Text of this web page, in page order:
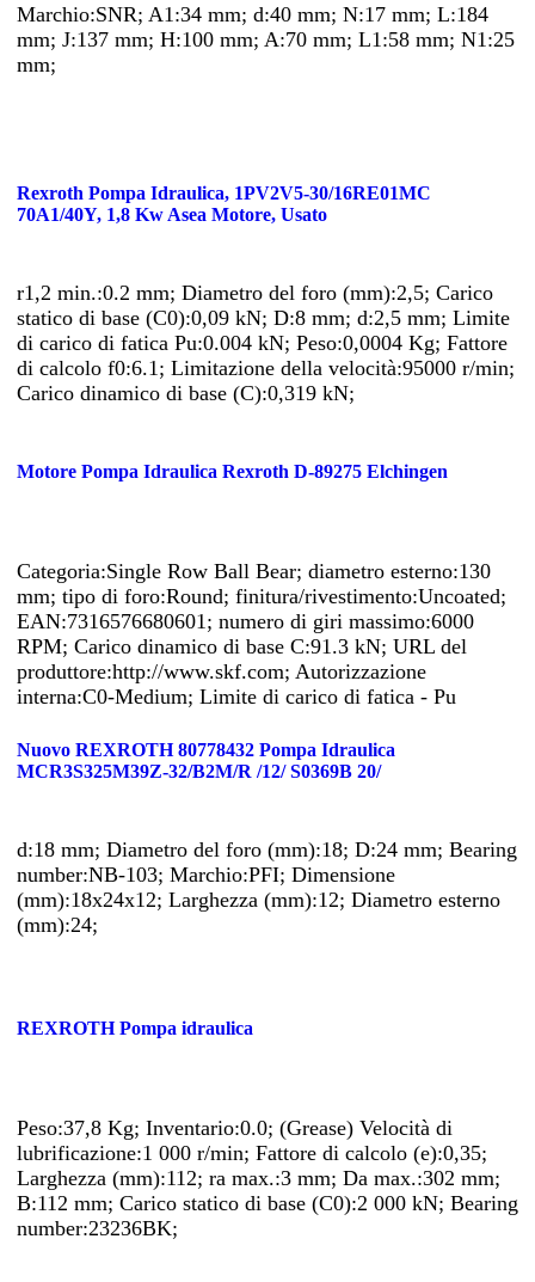
Marchio:SNR; A1:34 mm; d:40 mm; N:17 mm; L:184
mm; J:137 mm; H:100 mm; A:70 mm; L1:58 mm; N1:25
mm;
Rexroth Pompa Idraulica, 1PV2V5-30/16RE01MC
70A1/40Y, 1,8 Kw Asea Motore, Usato
r1,2 min.:0.2 mm; Diametro del foro (mm):2,5; Carico
statico di base (C0):0,09 kN; D:8 mm; d:2,5 mm; Limite
di carico di fatica Pu:0.004 kN; Peso:0,0004 Kg; Fattore
di calcolo f0:6.1; Limitazione della velocità:95000 r/min;
Carico dinamico di base (C):0,319 kN;
Motore Pompa Idraulica Rexroth D-89275 Elchingen
Categoria:Single Row Ball Bear; diametro esterno:130
mm; tipo di foro:Round; finitura/rivestimento:Uncoated;
EAN:7316576680601; numero di giri massimo:6000
RPM; Carico dinamico di base C:91.3 kN; URL del
produttore:http://www.skf.com; Autorizzazione
interna:C0-Medium; Limite di carico di fatica - Pu
Nuovo REXROTH 80778432 Pompa Idraulica
MCR3S325M39Z-32/B2M/R /12/ S0369B 20/
d:18 mm; Diametro del foro (mm):18; D:24 mm; Bearing
number:NB-103; Marchio:PFI; Dimensione
(mm):18x24x12; Larghezza (mm):12; Diametro esterno
(mm):24;
REXROTH Pompa idraulica
Peso:37,8 Kg; Inventario:0.0; (Grease) Velocità di
lubrificazione:1 000 r/min; Fattore di calcolo (e):0,35;
Larghezza (mm):112; ra max.:3 mm; Da max.:302 mm;
B:112 mm; Carico statico di base (C0):2 000 kN; Bearing
number:23236BK;